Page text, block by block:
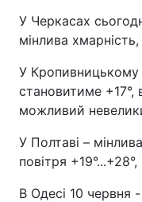
У Черкасах
мінлива
У Кропивницькому
становитиме +17°,
можливий
У Полтаві –
повітря
В Одесі 10 червня